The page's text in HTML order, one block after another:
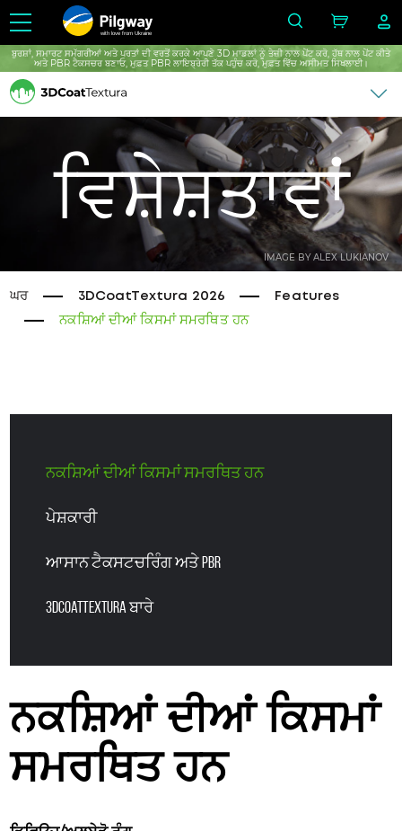
with love from Ukraine
ਬੁਰਸ਼ਾਂ, ਸਮਾਰਟ ਸਮੱਗਰੀਆਂ ਅਤੇ ਪਰਤਾਂ ਦੀ ਵਰਤੋਂ ਕਰਕੇ ਆਪਣੇ 3D ਮਾਡਲਾਂ ਨੂੰ ਤੇਜ਼ੀ ਨਾਲ ਪੇਂਟ ਕਰੋ, ਹੱਥ ਨਾਲ ਪੇਂਟ ਕੀਤੇ
ਅਤੇ PBR ਟੈਕਸਚਰ ਬਣਾਓ, ਮੁਫ਼ਤ PBR ਲਾਇਬ੍ਰੇਰੀ ਤੱਕ ਪਹੁੰਚ ਕਰੋ, ਮੁਫ਼ਤ ਵਿੱਚ ਅਸੀਮਤ ਸਿਖਲਾਈ।
IMAGE BY ALEX LUKIANOV
ਵਿਸ਼ੇਸ਼ਤਾਵਾਂ
ਘਰ 3DCoatTextura 2026
Features
ਨਕਸ਼ਿਆਂ ਦੀਆਂ ਕਿਸਮਾਂ ਸਮਰਥਿਤ ਹਨ
ਨਕਸ਼ਿਆਂ ਦੀਆਂ ਕਿਸਮਾਂ ਸਮਰਥਿਤ ਹਨ
ਪੇਸ਼ਕਾਰੀ
ਆਸਾਨ ਟੈਕਸਟਚਰਿੰਗ ਅਤੇ PBR
3DCoatTextura ਬਾਰੇ
ਨਕਸ਼ਿਆਂ ਦੀਆਂ ਕਿਸਮਾਂ
ਸਮਰਥਿਤ ਹਨ